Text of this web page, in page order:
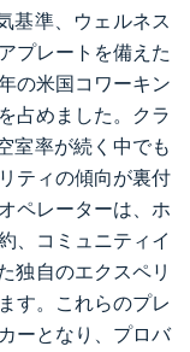
基準、ウェルネス
プレートを備えた
の米国コワーキン
占めました。クラ
室率が続く中でも
ティの傾向が裏付
ペレーターは、ホ
、コミュニティイ
独自のエクスペリ
す。これらのプレ
ーとなり、プロバ